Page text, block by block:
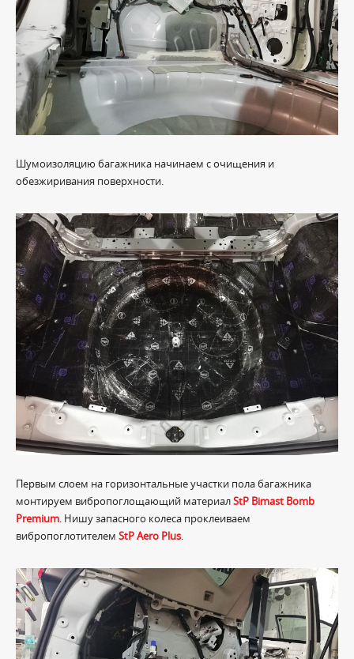
Шумоизоляцию багажника начинаем с очищения и
обезжиривания поверхности.
Первым слоем на горизонтальные участки пола багажника
монтируем вибропоглощающий материалStP Bimast Bomb
Premium. Нишу запасного колеса проклеиваем
вибропоглотителем StP Aero Plus.